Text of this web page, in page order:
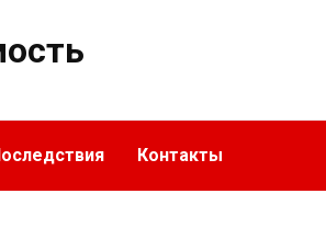
Контакты